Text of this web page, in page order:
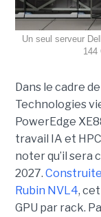
Un seul serveur
144
Dans le cadre
Technologies
PowerEdge
travail IA et
noter qu’il sera
2027.
Rubin NVL4,
GPU par rack.